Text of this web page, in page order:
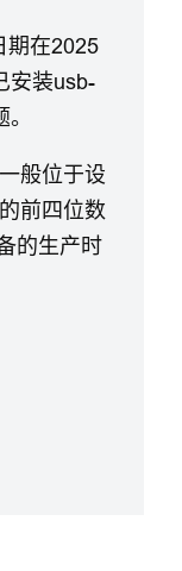
期在2025
安装usb-
般位于设
前四位数
的生产时